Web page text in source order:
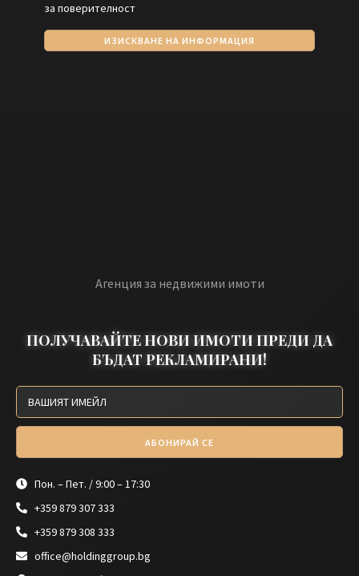
за поверителност
ИЗИСКВАНЕ НА ИНФОРМАЦИЯ
Агенция за недвижими имоти
ПОЛУЧАВАЙТЕ НОВИ ИМОТИ ПРЕДИ ДА
БЪДАТ РЕКЛАМИРАНИ!
АБОНИРАЙ СЕ
Пон. – Пет. / 9:00 – 17:30
+359 879 307 333
+359 879 308 333
office@holdinggroup.bg